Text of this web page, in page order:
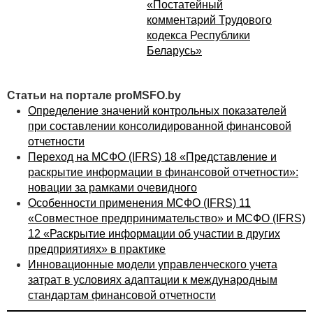
§ Признание расходов, связанных с изменением
климата, в качестве нематериальных активов
«Нематериальные активы»).
На совещании КРМФО в марте 2025 года были
окончательно согласованы и переданы на
рассмотрение Совету по МСФО (IASB) решения по
следующим вопросам:
§ Гарантии по обязательствам других компаний;
§ Признание выручки от образовательных услуг
(МСФО(IFRS) 15«Выручка по договорам
с покупателями»);
§ Признание расходов, связанных с изменением
климата, в качестве нематериальных активов
(МСФО(IAS) 38«Нематериальные активы»).
Эти решения были одобрены Советом по МСФО
в соответствии с Руководством по процедуре
«Постатейный
комментарий Трудового
кодекса Республики
Беларусь»
Статьи на портале proMSFO.by
Определение значений контрольных показателей
при составлении консолидированной финансовой
отчетности
Переход на МСФО (IFRS) 18 «Представление и
раскрытие информации в финансовой отчетности»:
новации за рамками очевидного
Особенности применения МСФО (IFRS) 11
«Совместное предпринимательство» и МСФО (IFRS)
12 «Раскрытие информации об участии в других
предприятиях» в практике
Инновационные модели управленческого учета
затрат в условиях адаптации к международным
стандартам финансовой отчетности